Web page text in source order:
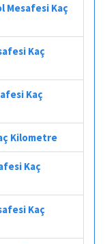
Mesafesi Kaç
Kaç
Kaç
Kilometre
Kaç
Kaç